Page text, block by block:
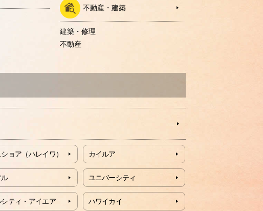
不動産・建築
建築・修理
不動産
ョア（ハレイワ） カイルア
ル ユニバーシティ
ティ・アイエア ハワイカイ